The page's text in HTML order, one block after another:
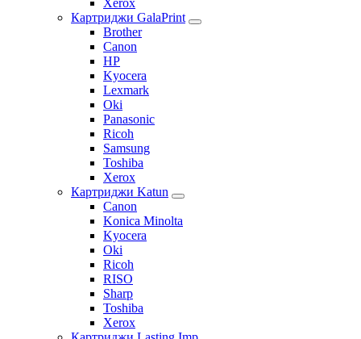
Xerox
Картриджи GalaPrint
Brother
Canon
HP
Kyocera
Lexmark
Oki
Panasonic
Ricoh
Samsung
Toshiba
Xerox
Картриджи Katun
Canon
Konica Minolta
Kyocera
Oki
Ricoh
RISO
Sharp
Toshiba
Xerox